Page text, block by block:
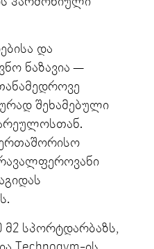
და
ნაზავია —
შეხამებული
მ2 სპორტდარბაზს,